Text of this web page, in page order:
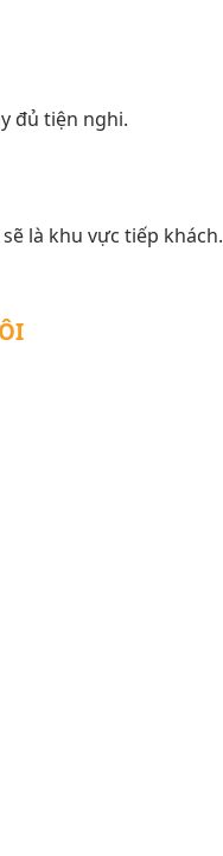
đủ tiện nghi.
là khu vực tiếp khách.